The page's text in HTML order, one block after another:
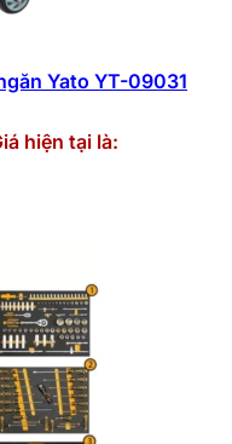
Yato YT-09031
hiện tại là: